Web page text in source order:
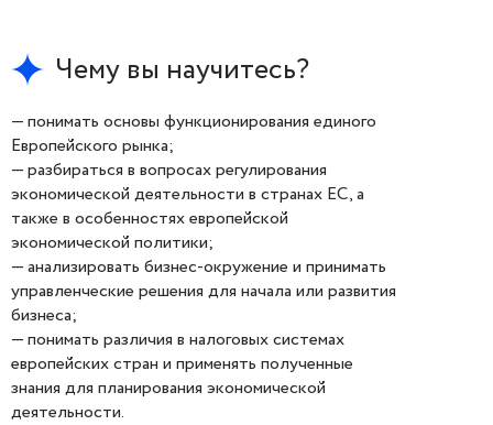
Чему вы научитесь?
— понимать основы функционирования единого
Европейского рынка;
— разбираться в вопросах регулирования
экономической деятельности в странах ЕС, а
также в особенностях европейской
экономической политики;
— анализировать бизнес-окружение и принимать
управленческие решения для начала или развития
бизнеса;
— понимать различия в налоговых системах
европейских стран и применять полученные
знания для планирования экономической
деятельности.